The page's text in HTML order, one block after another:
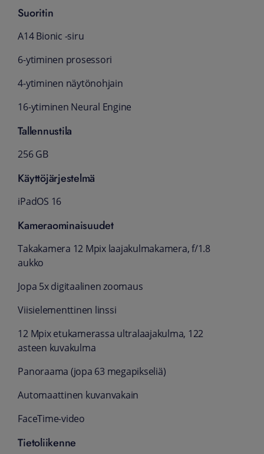
Suoritin
A14 Bionic ‑siru
6-ytiminen prosessori
4-ytiminen näytönohjain
16-ytiminen Neural Engine
Tallennustila
256 GB
Käyttöjärjestelmä
iPadOS 16
Kameraominaisuudet
Takakamera 12 Mpix laaja­kulma­kamera, f/1.8
aukko
Jopa 5x digitaalinen zoomaus
Viisielementtinen linssi
12 Mpix etukamerassa ultralaajakulma, 122
asteen kuvakulma
Panoraama (jopa 63 megapikseliä)
Automaattinen kuvanvakain
FaceTime-video
Tietoliikenne